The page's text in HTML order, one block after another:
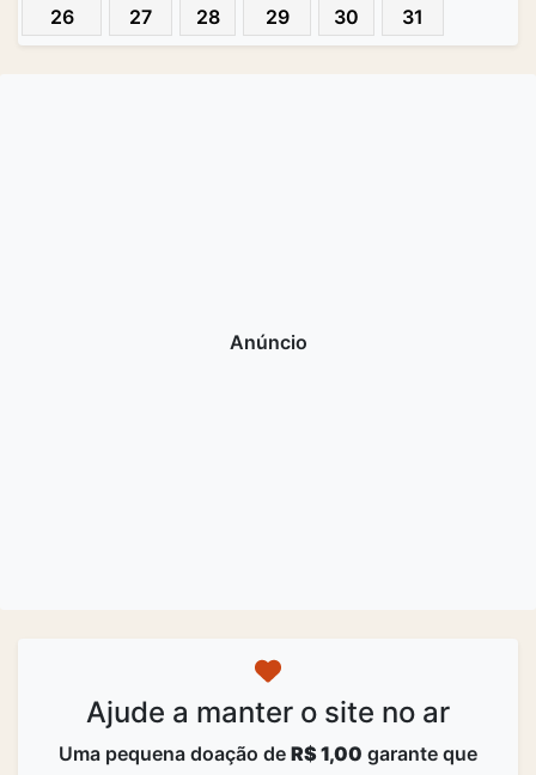
26
27 28 29 30 31
Ajude a manter o site no ar
Uma pequena doação de R$ 1,00 garante que